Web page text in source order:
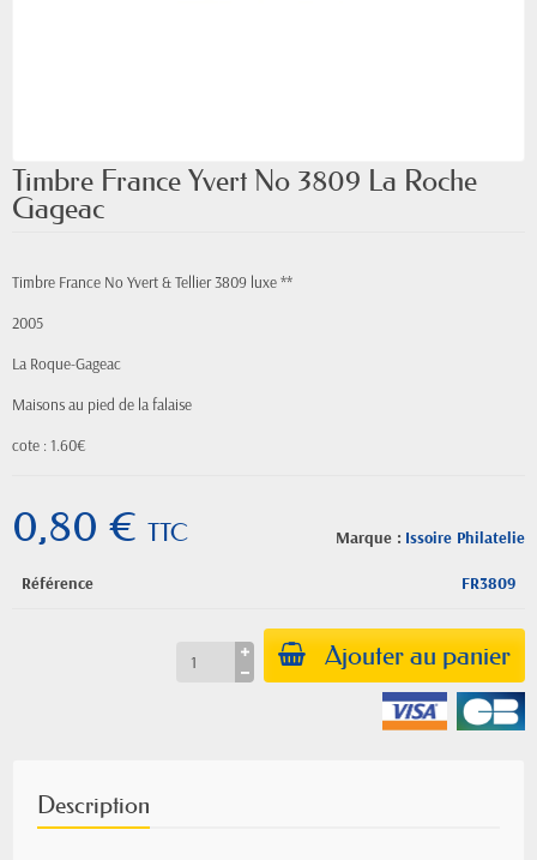
Timbre France Yvert No 3809 La Roche
Gageac
Timbre France No Yvert & Tellier 3809 luxe **
2005
La Roque-Gageac
Maisons au pied de la falaise
cote : 1.60€
Marque : Issoire Philatelie
0,80 € TTC
Référence FR3809
Ajouter au panier
Description